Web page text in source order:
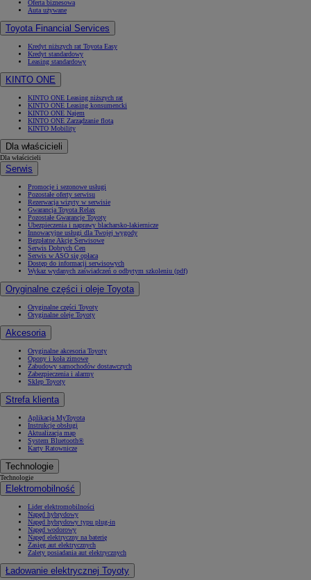
Oferta biznesowa
Auta używane
Toyota Financial Services
Kredyt niższych rat Toyota Easy
Kredyt standardowy
Leasing standardowy
KINTO ONE
KINTO ONE Leasing niższych rat
KINTO ONE Leasing konsumencki
KINTO ONE Najem
KINTO ONE Zarządzanie flotą
KINTO Mobility
Dla właścicieli
Dla właścicieli
Serwis
Promocje i sezonowe usługi
Pozostałe oferty serwisu
Rezerwacja wizyty w serwisie
Gwarancja Toyota Relax
Pozostałe Gwarancje Toyoty
Ubezpieczenia i naprawy blacharsko-lakiernicze
Innowacyjne usługi dla Twojej wygody
Bezpłatne Akcje Serwisowe
Serwis Dobrych Cen
Serwis w ASO się opłaca
Dostęp do informacji serwisowych
Wykaz wydanych zaświadczeń o odbytym szkoleniu (pdf)
Oryginalne części i oleje Toyota
Oryginalne części Toyoty
Oryginalne oleje Toyoty
Akcesoria
Oryginalne akcesoria Toyoty
Opony i koła zimowe
Zabudowy samochodów dostawczych
Zabezpieczenia i alarmy
Sklep Toyoty
Strefa klienta
Aplikacja MyToyota
Instrukcje obsługi
Aktualizacja map
System Bluetooth®
Karty Ratownicze
Technologie
Technologie
Elektromobilność
Lider elektromobilności
Napęd hybrydowy
Napęd hybrydowy typu plug-in
Napęd wodorowy
Napęd elektryczny na baterię
Zasięg aut elektrycznych
Zalety posiadania aut elektrycznych
Ładowanie elektrycznej Toyoty